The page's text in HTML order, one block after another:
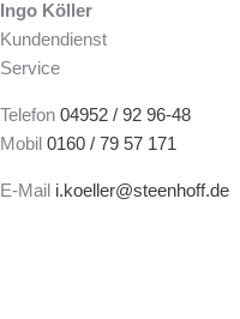
Ingo Köller
Kundendienst
Service
Telefon 04952 / 92 96-48
Mobil 0160 / 79 57 171
E-Mail i.koeller@steenhoff.de